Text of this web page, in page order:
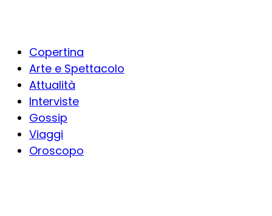
Copertina
Arte e Spettacolo
Attualità
Interviste
Gossip
Viaggi
Oroscopo